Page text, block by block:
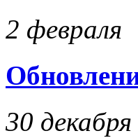
2 февраля
30 декабря